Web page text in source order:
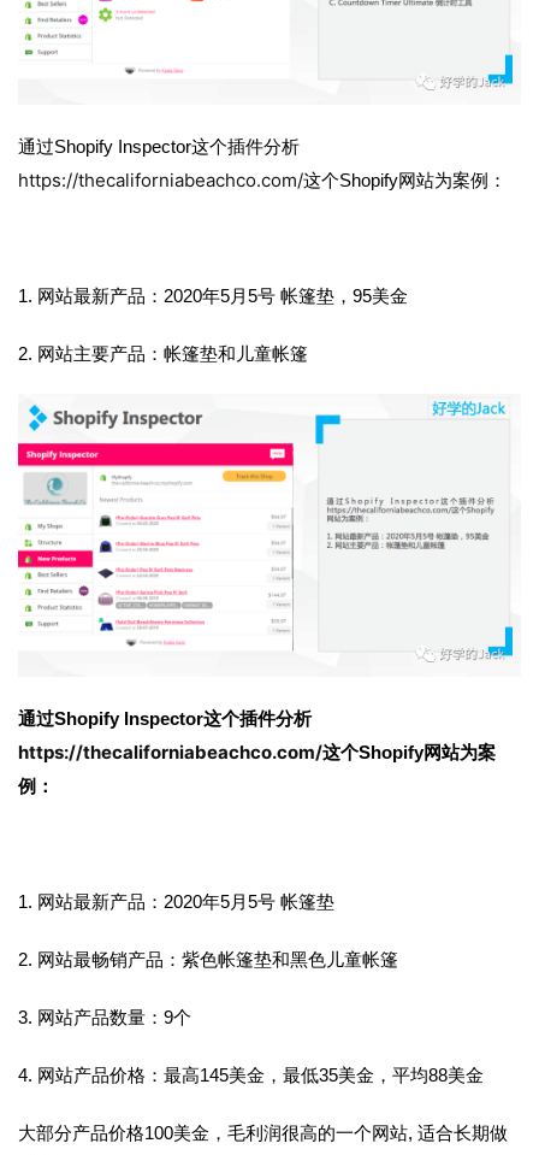
通过Shopify Inspector这个插件分析
https://thecaliforniabeachco.com/这个Shopify网站为案例：
1. 网站最新产品：2020年5月5号 帐篷垫，95美金
2. 网站主要产品：帐篷垫和儿童帐篷
通过Shopify Inspector这个插件分析
https://thecaliforniabeachco.com/这个Shopify网站为案
例：
1. 网站最新产品：2020年5月5号 帐篷垫
2. 网站最畅销产品：紫色帐篷垫和黑色儿童帐篷
3. 网站产品数量：9个
4. 网站产品价格：最高145美金，最低35美金，平均88美金
大部分产品价格100美金，毛利润很高的一个网站, 适合长期做